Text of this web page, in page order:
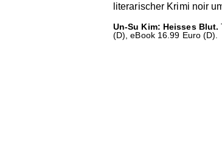
literarischer Krimi noir
Un-Su Kim: Heisses Blut.
(D), eBook 16.99 Euro (D).